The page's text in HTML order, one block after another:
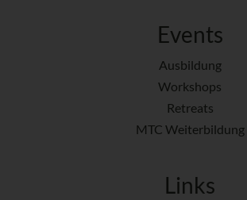
Events
Ausbildung
Workshops
Retreats
MTC Weiterbildung
Links